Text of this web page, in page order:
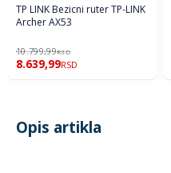
TP LINK Bezicni ruter TP-LINK
Archer AX53
10.799,99RSD
8.639,99RSD
Opis artikla